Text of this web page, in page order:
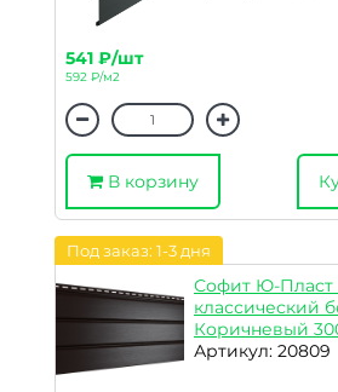
541 ₽/шт
592 ₽/м2
В корзину
Под заказ: 1-3 дня
Софит Ю-Пласт
классический
Коричневый
Артикул: 20809